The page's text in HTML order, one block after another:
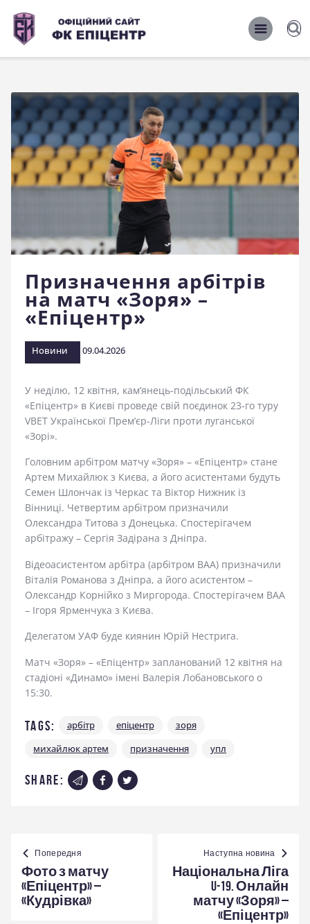
ОФІЦІЙНИЙ САЙТ ФК ЕПІЦЕНТР
ОФІЦІЙНИЙ САЙТ ФК ЕПІЦЕНТР
Головна
Новини
Команда
Матчі 2026/2027
Клуб
Фан-шоп
Правила поведінки на
стадіоні
Призначення арбітрів
на матч «Зоря» –
«Епіцентр»
Новини 09.04.2026
У неділю, 12 квітня, кам’янець-подільський ФК
«Епіцентр» в Києві проведе свій поєдинок 23-го туру
VBET Української Прем’єр-Ліги проти луганської
«Зорі».
Головним арбітром матчу «Зоря» – «Епіцентр» стане
Артем Михайлюк з Києва, а його асистентами будуть
Семен Шлончак із Черкас та Віктор Нижник із
Вінниці. Четвертим арбітром призначили
Олександра Титова з Донецька. Спостерігачем
арбітражу – Сергія Задірана з Дніпра.
Відеоасистентом арбітра (арбітром ВАА) призначили
Віталія Романова з Дніпра, а його асистентом –
Олександр Корнійко з Миргорода. Спостерігачем ВАА
– Ігоря Ярменчука з Києва.
Делегатом УАФ буде киянин Юрій Нестрига.
Матч «Зоря» – «Епіцентр» запланований 12 квітня на
стадіоні «Динамо» імені Валерія Лобановського о
15:30.
Tags: арбітр епіцентр
зоря
михайлюк артем
призначення упл
share:
Навігація
записів
Попередня
Фото з матчу
«Епіцентр» –
«Кудрівка»
Наступна новина
Національна Ліга
U-19. Онлайн
матчу «Зоря» –
«Епіцентр»